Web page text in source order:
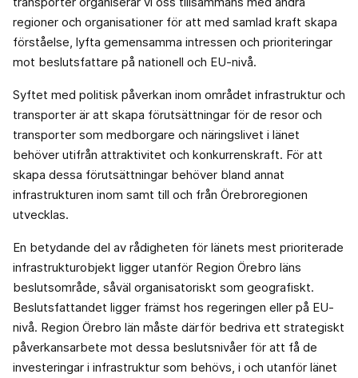
regioner och organisationer för att med samlad kraft skapa
förståelse, lyfta gemensamma intressen och prioriteringar
mot beslutsfattare på nationell och EU-nivå.
Syftet med politisk påverkan inom området infrastruktur och
transporter är att skapa förutsättningar för de resor och
trans­porter som medborgare och näringslivet i länet
behöver utifrån attraktivitet och konkurrenskraft. För att
skapa dessa förutsättningar behöver bland annat
infrastrukturen inom samt till och från Örebroregionen
utvecklas.
En betydande del av rådigheten för länets mest prioriterade
infrastruk­turobjekt ligger utanför Region Örebro läns
besluts­område, såväl organisatoriskt som geografiskt.
Beslutsfat­tandet ligger främst hos regeringen eller på EU-
nivå. Region Örebro län måste därför bedriva ett strategiskt
påverkans­arbete mot dessa beslutsnivåer för att få de
investeringar i infrastruktur som behövs, i och utanför länet